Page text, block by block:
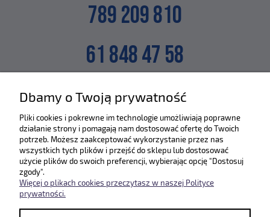
789 209 810
61 848 47 58
SKLEP@ZLEWOZMYWAKI.PL
Poznaj nas bliżej :)
Dbamy o Twoją prywatność
Pliki cookies i pokrewne im technologie umożliwiają poprawne
działanie strony i pomagają nam dostosować ofertę do Twoich
potrzeb. Możesz zaakceptować wykorzystanie przez nas
wszystkich tych plików i przejść do sklepu lub dostosować
użycie plików do swoich preferencji, wybierając opcję "Dostosuj
zgody".
Więcej o plikach cookies przeczytasz w naszej Polityce
prywatności.